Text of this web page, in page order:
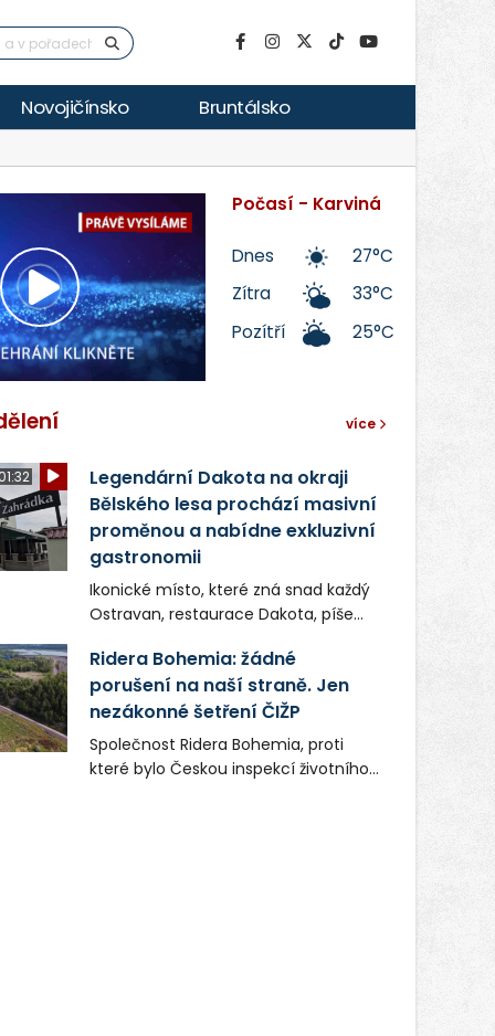
Novojičínsko Bruntálsko
Přehrát
video
Počasí - Karviná
Dnes
27°C
Zítra
33°C
Pozítří
25°C
více
Legendární Dakota na okraji
Bělského lesa prochází masivní
proměnou a nabídne exkluzivní
gastronomii
Ikonické místo, které zná snad každý
Ostravan, restaurace Dakota, píše
společnost Dang Investment Group
s.r.o. investuje do projektu přes 50
milionů korun. Cílem je přinést
Ostravě dva špičkové gastronomické
koncepty, které v regionu dosud
chyběly, luxusní středomořskou
Ridera Bohemia: žádné
porušení na naší straně. Jen
nezákonné šetření ČIŽP
Společnost Ridera Bohemia, proti
které bylo Českou inspekcí životního